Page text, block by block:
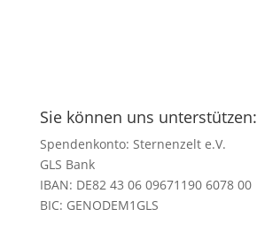
Sie können uns unterstützen:
Spendenkonto: Sternenzelt e.V.
GLS Bank
IBAN: DE82 43 06 09671190 6078 00
BIC: GENODEM1GLS